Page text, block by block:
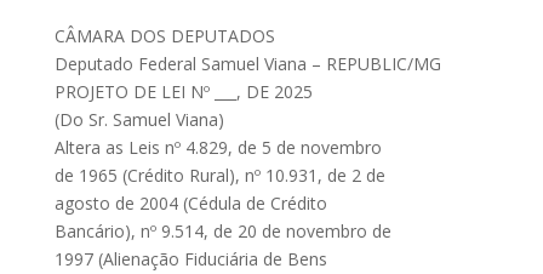
CÂMARA DOS DEPUTADOS
Deputado Federal Samuel Viana – REPUBLIC/MG
PROJETO DE LEI Nº ___, DE 2025
(Do Sr. Samuel Viana)
Altera as Leis nº 4.829, de 5 de novembro
de 1965 (Crédito Rural), nº 10.931, de 2 de
agosto de 2004 (Cédula de Crédito
Bancário), nº 9.514, de 20 de novembro de
1997 (Alienação Fiduciária de Bens